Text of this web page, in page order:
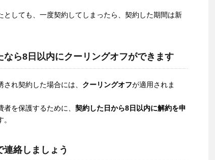
しても、一度契約してしまったら、契約した期間は新
なら8日以内にクーリングオフができます
れ契約した場合には、 クーリングオフが適用されま
を保護するために、 契約した日から8日以内に解約を申
絡しましょう